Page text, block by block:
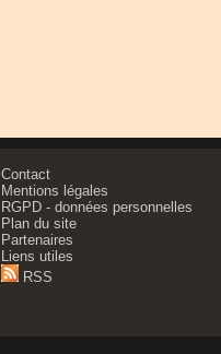
Contact
Mentions légales
RGPD - données personnelles
Plan du site
Partenaires
Liens utiles
RSS